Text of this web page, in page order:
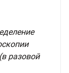
разовой